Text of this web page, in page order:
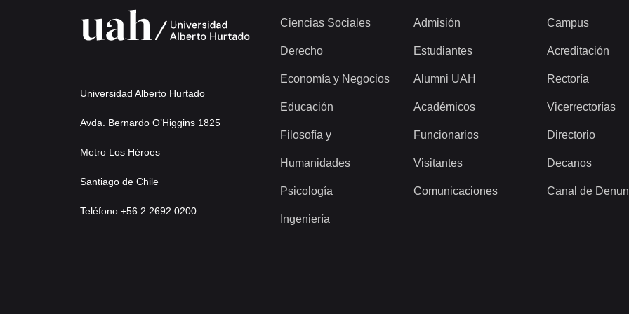
Universidad Alberto Hurtado
Avda. Bernardo O’Higgins 1825
Metro Los Héroes
Santiago de Chile
Teléfono +56 2 2692 0200
Ciencias Sociales
Derecho
Economía y Negocios
Educación
Filosofía y
Humanidades
Psicología
Ingeniería
Admisión
Estudiantes
Alumni UAH
Académicos
Funcionarios
Visitantes
Comunicaciones
Campus
Acreditación
Rectoría
Vicerrectorías
Directorio
Decanos
Canal de